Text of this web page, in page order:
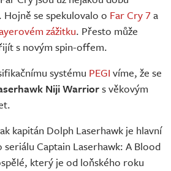
se spekulovalo o Far Cry 7a
zážitku. Přesto může
s novým spin-offem.
systému PEGI víme, že se
Niji Warriors věkovým
kapitán Dolph Laserhawk je hlavní
seriálu Captain Laserhawk: A Blood
který je od loňského roku